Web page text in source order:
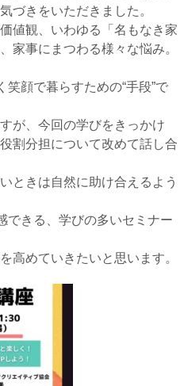
づきをいただきました。
値観、いわゆる「名もなき家
家事にまつわる様々な悩み。
笑顔で暮らすための“手段”で
が、今回の学びをきっかけ
割分担について改めて話し合
ときは自然に助け合えるよう
できる、学びの多いセミナー
高めていきたいと思います。